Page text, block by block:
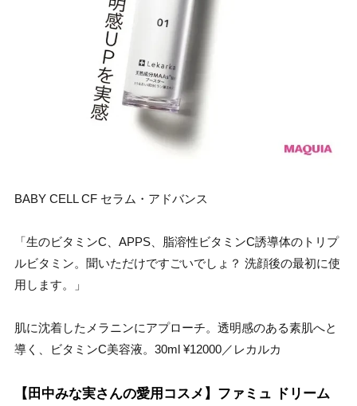
BABY CELL CF セラム・アドバンス
「生のビタミンC、APPS、脂溶性ビタミンC誘導体のトリプ
ルビタミン。聞いただけですごいでしょ？ 洗顔後の最初に使
用します。」
肌に沈着したメラニンにアプローチ。透明感のある素肌へと
導く、ビタミンC美容液。30ml ¥12000／レカルカ
【田中みな実さんの愛用コスメ】ファミュ ドリーム